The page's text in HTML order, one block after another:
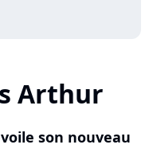
Arthur
son nouveau